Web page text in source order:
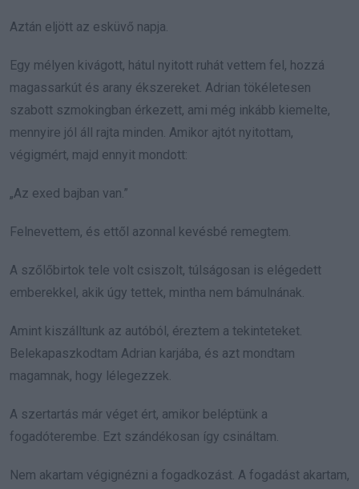
Aztán eljött az esküvő napja.
Egy mélyen kivágott, hátul nyitott ruhát vettem fel, hozzá
magassarkút és arany ékszereket. Adrian tökéletesen
szabott szmokingban érkezett, ami még inkább kiemelte,
mennyire jól áll rajta minden. Amikor ajtót nyitottam,
végigmért, majd ennyit mondott:
„Az exed bajban van.”
Felnevettem, és ettől azonnal kevésbé remegtem.
A szőlőbirtok tele volt csiszolt, túlságosan is elégedett
emberekkel, akik úgy tettek, mintha nem bámulnának.
Amint kiszálltunk az autóból, éreztem a tekinteteket.
Belekapaszkodtam Adrian karjába, és azt mondtam
magamnak, hogy lélegezzek.
A szertartás már véget ért, amikor beléptünk a
fogadóterembe. Ezt szándékosan így csináltam.
Nem akartam végignézni a fogadkozást. A fogadást akartam,